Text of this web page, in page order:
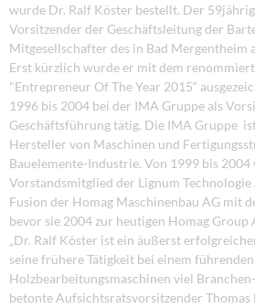
wurde Dr. Ralf Köster bestellt. Der
Vorsitzender der Geschäftsleitung der
Mitgesellschafter des in Bad Mergentheim
Erst kürzlich wurde er mit dem
"Entrepreneur Of The Year 2015“
1996 bis 2004 bei der IMA Gruppe als
Geschäftsführung tätig. Die IMA Gruppe
Hersteller von Maschinen und
Bauelemente-Industrie. Von 1999 bis
Vorstandsmitglied der Lignum Technologie
Fusion der Homag Maschinenbau AG mit
bevor sie 2004 zur heutigen Homag
„Dr. Ralf Köster ist ein äußerst
seine frühere Tätigkeit bei einem
Holzbearbeitungsmaschinen viel
betonte Aufsichtsratsvorsitzender Thomas